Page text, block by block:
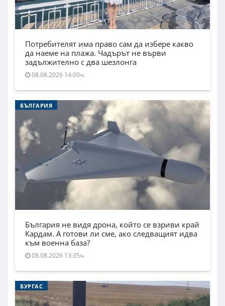
Потребителят има право сам да избере какво
да наеме на плажа. Чадърът не върви
задължително с два шезлонга
08.08.2026 14:00ч.
БЪЛГАРИЯ
България не видя дрона, който се взриви край
Кардам. А готови ли сме, ако следващият идва
към военна база?
08.08.2026 13:35ч.
БУРГАС